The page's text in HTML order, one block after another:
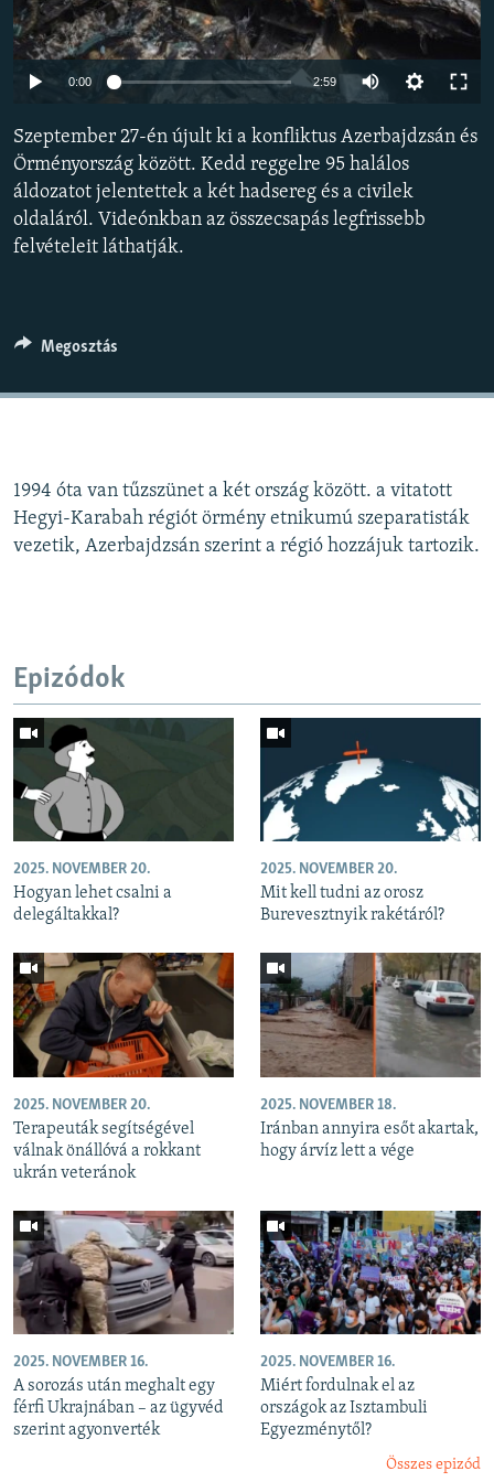
EURÓPAI UNIÓ
VILÁG
KLÍMAVÁLTOZÁS
A MÚLT TANULSÁGAI
KÖVESSEN MINKET!
Auto 360p
0:00 2:59
360p
480p
Szeptember 27-én újult ki a konfliktus Azerbajdzsán és
Örményország között. Kedd reggelre 95 halálos
áldozatot jelentettek a két hadsereg és a civilek
oldaláról. Videónkban az összecsapás legfrissebb
felvételeit láthatják.
Megosztás
1994 óta van tűzszünet a két ország között. a vitatott
Hegyi-Karabah régiót örmény etnikumú szeparatisták
vezetik, Azerbajdzsán szerint a régió hozzájuk tartozik.
Epizódok
2025. NOVEMBER 20.
Hogyan lehet csalni a
delegáltakkal?
2025. NOVEMBER 20.
Mit kell tudni az orosz
Burevesztnyik rakétáról?
2025. NOVEMBER 20.
Terapeuták segítségével
válnak önállóvá a rokkant
ukrán veteránok
2025. NOVEMBER 18.
Iránban annyira esőt akartak,
hogy árvíz lett a vége
2025. NOVEMBER 16.
A sorozás után meghalt egy
férfi Ukrajnában – az ügyvéd
szerint agyonverték
2025. NOVEMBER 16.
Miért fordulnak el az
országok az Isztambuli
Egyezménytől?
Összes epizód